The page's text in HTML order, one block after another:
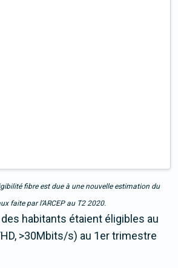
fibre est due à une nouvelle estimation du
faite par l’ARCEP au T2 2020.
des habitants étaient éligibles au
>30Mbits/s) au 1er trimestre